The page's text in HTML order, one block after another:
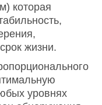
которая
жизни.
уровнях